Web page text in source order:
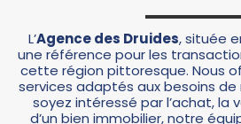
L’Agence des Druides, située
une référence pour les
cette région pittoresque. Nous
services adaptés aux besoins de
soyez intéressé par l’achat, la
d’un bien immobilier, notre